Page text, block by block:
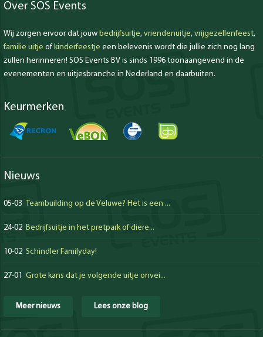
Over SOS Events
Wij zorgen ervoor dat jouw bedrijfsuitje, vriendenuitje, vrijgezellenfeest,
familie uitje of kinderfeestje een belevenis wordt die jullie zich nog lang
zullen herinneren! SOS Events BV is sinds 1996 toonaangevend in de
evenementen en uitjesbranche in Nederland en daarbuiten.
Keurmerken
Nieuws
05-03 Teambuilding op de Veluwe? Het is een ...
24-02 Bedrijfsuitje in het pretpark of diere...
10-02 Schindler Familyday!
27-01 Grote kans dat je volgende uitje onvei...
Meer nieuws Lees onze blog